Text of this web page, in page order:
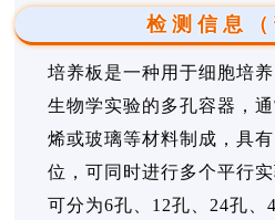
检测信息（
培养板是一种用于细胞培
生物学实验的多孔容器，
烯或玻璃等材料制成，具
位，可同时进行多个平行
可分为6孔、12孔、24孔、